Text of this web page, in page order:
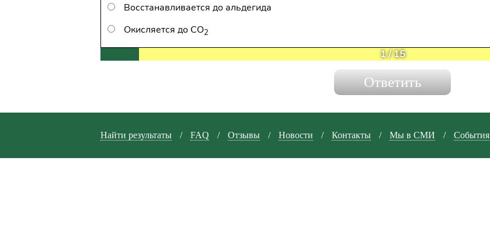
Восстанавливается до альдегида
Окисляется до CO2
1/15
Найти результаты / FAQ / Отзывы / Новости / Контакты / Мы в СМИ / События